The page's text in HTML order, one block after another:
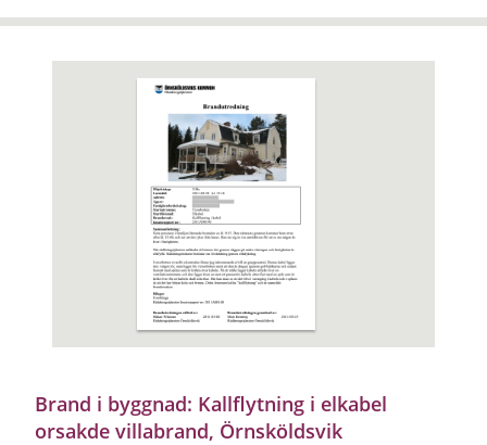
Brand i byggnad: Kallflytning i elkabel
orsakde villabrand, Örnsköldsvik